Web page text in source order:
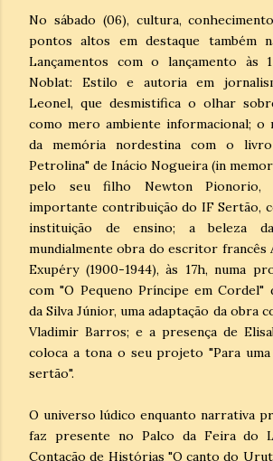
No sábado (06), cultura,
pontos altos em destaque também
Lançamentos com o lançamento às
Noblat: Estilo e autoria em
Leonel, que desmistifica o olhar
como mero ambiente informacional; o
da memória nordestina com o
Petrolina" de Inácio Nogueira (in
pelo seu filho Newton Pionorio,
importante contribuição do IF Sertão,
instituição de ensino; a beleza
mundialmente obra do escritor francês
Exupéry (1900-1944), às 17h, numa
com "O Pequeno Príncipe em Cordel"
da Silva Júnior, uma adaptação da obra
Vladimir Barros; e a presença de
coloca a tona o seu projeto "Para
sertão".
O universo lúdico enquanto narrativa
faz presente no Palco da Feira do
Contação de Histórias "O canto do